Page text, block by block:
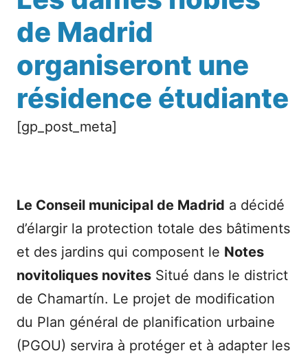
de Madrid
organiseront une
résidence étudiante
[gp_post_meta]
Le Conseil municipal de Madrid a décidé
d’élargir la protection totale des bâtiments
et des jardins qui composent le Notes
novitoliques novites Situé dans le district
de Chamartín. Le projet de modification
du Plan général de planification urbaine
(PGOU) servira à protéger et à adapter les